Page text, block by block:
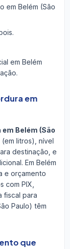
em Belém (São
em Belém
em
Belém (São
litros), nível
destinação, e
Em Belém
e orçamento
com PIX,
fiscal para
Paulo) têm
que